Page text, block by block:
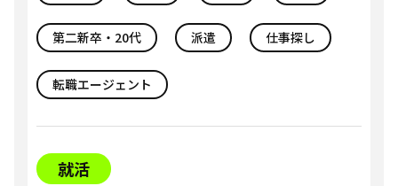
第二新卒・20代 派遣 仕事探し
転職エージェント
就活